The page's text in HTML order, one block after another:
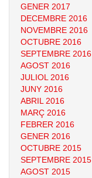
GENER 2017
DECEMBRE 2016
NOVEMBRE 2016
OCTUBRE 2016
SEPTEMBRE 2016
AGOST 2016
JULIOL 2016
JUNY 2016
ABRIL 2016
MARÇ 2016
FEBRER 2016
GENER 2016
OCTUBRE 2015
SEPTEMBRE 2015
AGOST 2015